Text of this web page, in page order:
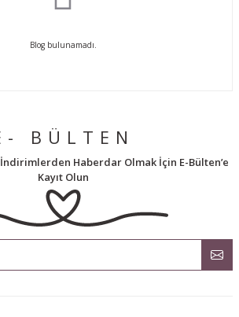
Blog bulunamadı.
BÜLTEN
Haberdar Olmak İçin E-Bülten’e
Kayıt Olun